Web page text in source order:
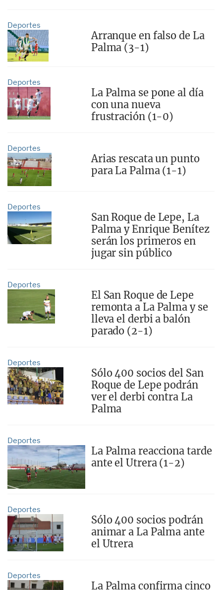
Deportes
Arranque en falso de La
Palma (3-1)
Deportes
La Palma se pone al día
con una nueva
frustración (1-0)
Deportes
Arias rescata un punto
para La Palma (1-1)
Deportes
San Roque de Lepe, La
Palma y Enrique Benítez
serán los primeros en
jugar sin público
Deportes
El San Roque de Lepe
remonta a La Palma y se
lleva el derbi a balón
parado (2-1)
Deportes
Sólo 400 socios del San
Roque de Lepe podrán
ver el derbi contra La
Palma
Deportes
La Palma reacciona tarde
ante el Utrera (1-2)
Deportes
Sólo 400 socios podrán
animar a La Palma ante
el Utrera
Deportes
La Palma confirma cinco